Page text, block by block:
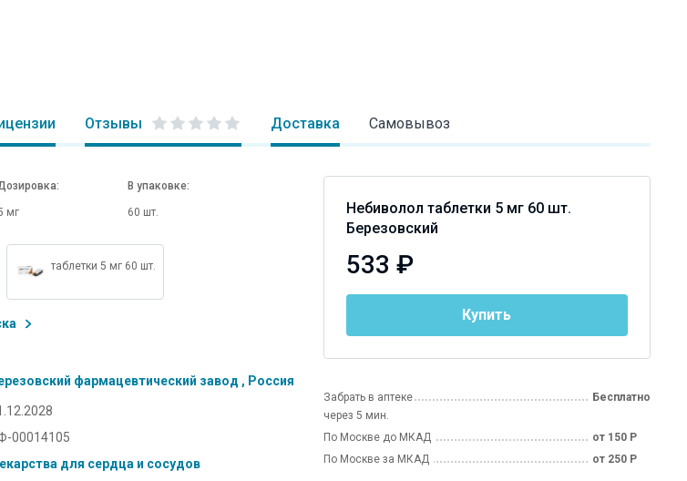
Отзывы Доставка Самовывоз
Небиволол таблетки 5 мг 60 шт.
Березовский
533 ₽
Купить
Забрать в аптеке
через 5 мин.
Бесплатно
По Москве до МКАД
от 150 Р
По Москве за МКАД
от 250 Р
мг
В упаковке:
60 шт.
таблетки 5 мг 60 шт.
фармацевтический завод , Россия
00014105
для сердца и сосудов